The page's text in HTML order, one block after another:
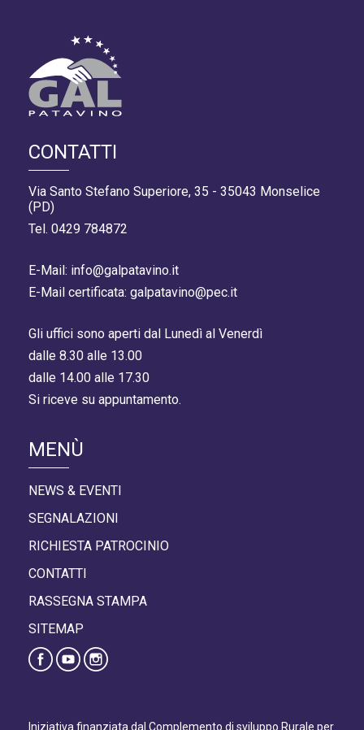
CONTATTI
Via Santo Stefano Superiore, 35 - 35043 Monselice
(PD)
Tel. 0429 784872
E-Mail: info@galpatavino.it
E-Mail certificata: galpatavino@pec.it
Gli uffici sono aperti dal Lunedì al Venerdì
dalle 8.30 alle 13.00
dalle 14.00 alle 17.30
Si riceve su appuntamento.
MENÙ
NEWS & EVENTI
SEGNALAZIONI
RICHIESTA PATROCINIO
CONTATTI
RASSEGNA STAMPA
SITEMAP
Iniziativa finanziata dal Complemento di sviluppo Rurale per